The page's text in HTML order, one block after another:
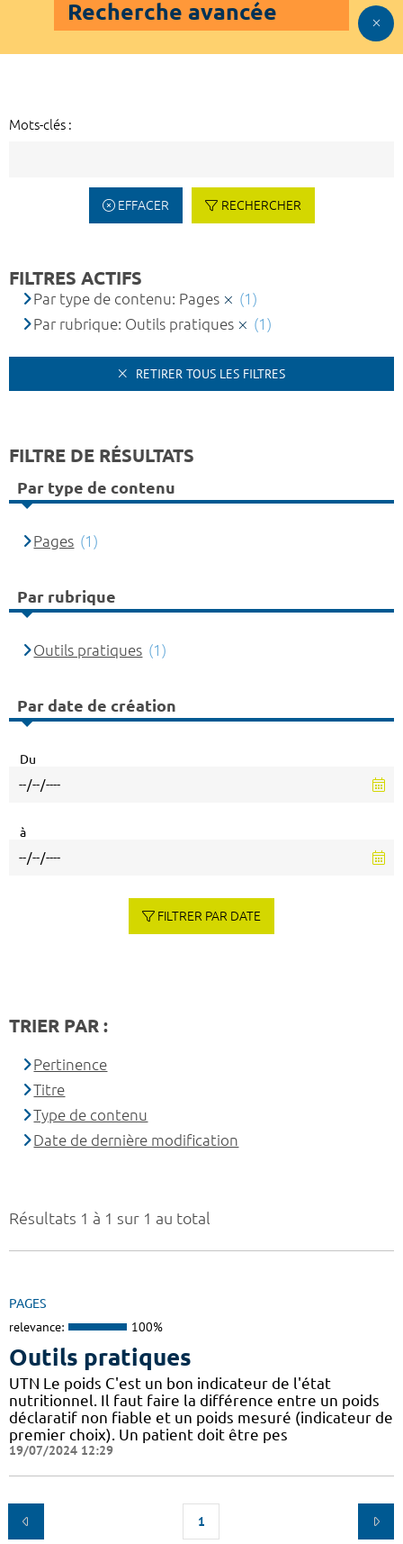
Recherche avancée
Mots-clés :
EFFACER RECHERCHER
Résultats 1 à 1 sur 1 au total
PAGES
relevance: 100%
Outils pratiques
UTN Le poids C'est un bon indicateur de l'état
nutritionnel. Il faut faire la différence entre un poids
déclaratif non fiable et un poids mesuré (indicateur de
premier choix). Un patient doit être pes
19/07/2024 12:29
1
FILTRES ACTIFS
Par type de contenu: Pages
(1)
Par rubrique: Outils pratiques
(1)
RETIRER TOUS LES FILTRES
FILTRE DE RÉSULTATS
Par type de contenu
Pages (1)
Par rubrique
Outils pratiques (1)
Par date de création
Du
à
FILTRER PAR DATE
TRIER PAR :
Pertinence
Titre
Type de contenu
Date de dernière modification